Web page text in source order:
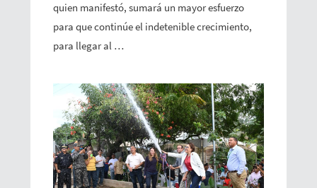
quien manifestó, sumará un mayor esfuerzo
para que continúe el indetenible crecimiento,
para llegar al …